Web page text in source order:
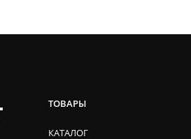
ТОВАРЫ
КАТАЛОГ